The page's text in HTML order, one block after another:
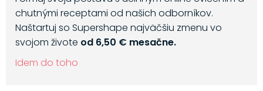
chutnými receptami od našich odborníkov.
Naštartuj so Supershape najväčšiu zmenu vo
svojom živote od 6,50 € mesačne.
Idem do toho